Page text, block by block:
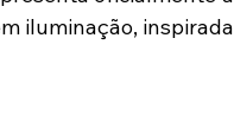
iluminação, inspirada